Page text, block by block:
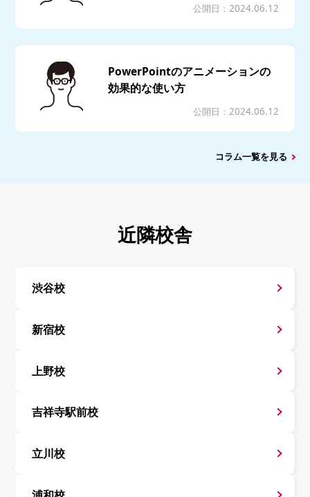
公開日：2024.06.12
PowerPointのアニメーションの
効果的な使い方
公開日：2024.06.12
コラム一覧を見る
近隣校舎
渋谷校
新宿校
上野校
吉祥寺駅前校
立川校